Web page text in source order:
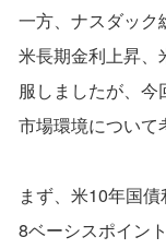
一方、ナスダック
米長期金利上昇、
服しましたが、
市場環境について
まず、米10年国
8ベーシスポイン